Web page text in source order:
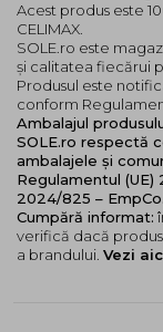
Acest produs este
CELIMAX.
SOLE.ro este
și calitatea fiecărui
Produsul este
conform
Ambalajul
SOLE.ro respectă
ambalajele și
Regulamentul (UE)
2024/825 – EmpCo.
Cumpără informat:
verifică dacă
a brandului. Vezi